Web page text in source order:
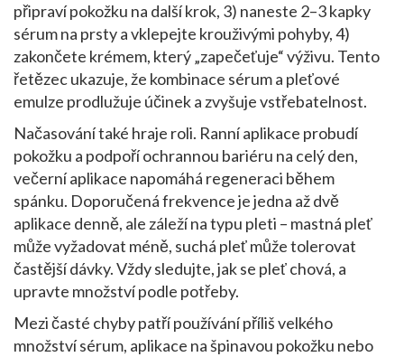
připraví pokožku na další krok, 3) naneste 2–3 kapky
sérum na prsty a vklepejte krouživými pohyby, 4)
zakončete krémem, který „zapečeťuje“ výživu. Tento
řetězec ukazuje, že kombinace sérum a pleťové
emulze prodlužuje účinek a zvyšuje vstřebatelnost.
Načasování také hraje roli. Ranní aplikace probudí
pokožku a podpoří ochrannou bariéru na celý den,
večerní aplikace napomáhá regeneraci během
spánku. Doporučená frekvence je jedna až dvě
aplikace denně, ale záleží na typu pleti – mastná pleť
může vyžadovat méně, suchá pleť může tolerovat
častější dávky. Vždy sledujte, jak se pleť chová, a
upravte množství podle potřeby.
Mezi časté chyby patří používání příliš velkého
množství sérum, aplikace na špinavou pokožku nebo